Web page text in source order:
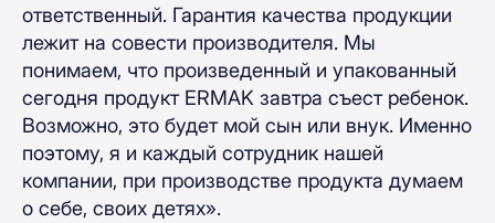
ответственный. Гарантия качества продукции
лежит на совести производителя. Мы
понимаем, что произведенный и упакованный
сегодня продукт ERMAK завтра съест ребенок.
Возможно, это будет мой сын или внук. Именно
поэтому, я и каждый сотрудник нашей
компании, при производстве продукта думаем
о себе, своих детях».